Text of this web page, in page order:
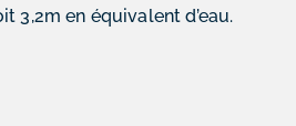
3,2m en équivalent d’eau.